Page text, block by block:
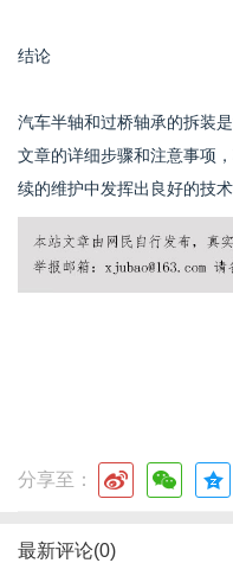
结论
汽车半轴和过桥轴承的拆装
文章的详细步骤和注意事项
续的维护中发挥出良好的技
分享至：
最新评论(0)